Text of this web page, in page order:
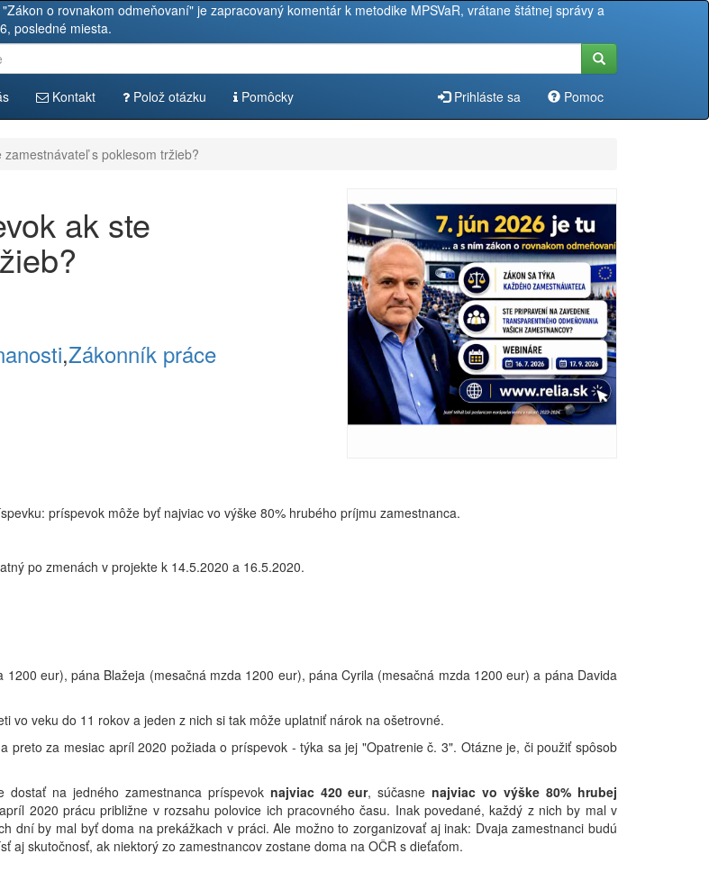
o rovnakom odmeňovaní" je zapracovaný komentár k metodike MPSVaR, vrátane štátnej správy a
posledné miesta.
Kontakt Polož otázku Pomôcky Prihláste sa Pomoc
s poklesom tržieb?
ak ste
,Zákonník práce
príspevok môže byť najviac vo výške 80% hrubého príjmu zamestnanca.
po zmenách v projekte k 14.5.2020 a 16.5.2020.
eur), pána Blažeja (mesačná mzda 1200 eur), pána Cyrila (mesačná mzda 1200 eur) a pána Davida
vo veku do 11 rokov a jeden z nich si tak môže uplatniť nárok na ošetrovné.
preto za mesiac apríl 2020 požiada o príspevok - týka sa jej "Opatrenie č. 3". Otázne je, či použiť spôsob
na jedného zamestnanca príspevok najviac 420 eur, súčasnenajviac vo výške 80% hrubej
2020 prácu približne v rozsahu polovice ich pracovného času. Inak povedané, každý z nich by mal v
dní by mal byť doma na prekážkach v práci. Ale možno to zorganizovať aj inak: Dvaja zamestnanci budú
aj skutočnosť, ak niektorý zo zamestnancov zostane doma na OČR s dieťaťom.